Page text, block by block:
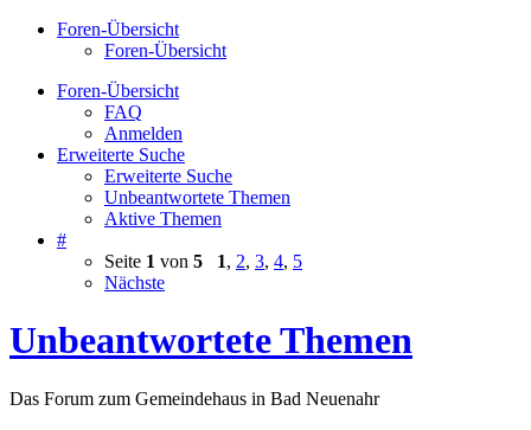
Foren-Übersicht
Foren-Übersicht
Foren-Übersicht
FAQ
Anmelden
Erweiterte Suche
Erweiterte Suche
Unbeantwortete Themen
Aktive Themen
#
Seite 1 von 5 1, 2, 3, 4, 5
Nächste
Unbeantwortete Themen
Das Forum zum Gemeindehaus in Bad Neuenahr